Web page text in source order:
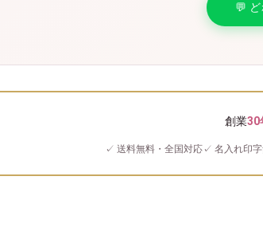
💬
創業30
✓ 送料無料・全国対応✓ 名入れ印字